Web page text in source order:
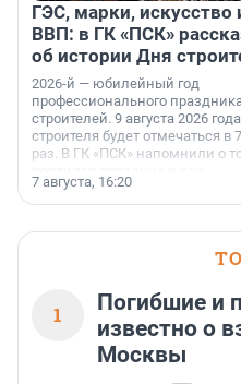
ГЭС, марки, искусство
ВВП: в ГК «ПСК»
об истории Дня
2026-й — юбилейный год
профессионального
строителей. 9 августа 2026
строителя будет отмечаться в
раз. В ГК «ПСК» напомнили о
поменялась роль
7 августа, 16:20
1
Погибшие и
известно о
Москвы